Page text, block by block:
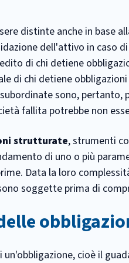
distinte anche in base
dell'attivo in caso
di chi detiene
di chi detiene obbligazioni
sono, pertanto,
fallita potrebbe non
strutturate, strumenti
di uno o più
Data la loro
soggette prima di
un'obbligazione, cioè il